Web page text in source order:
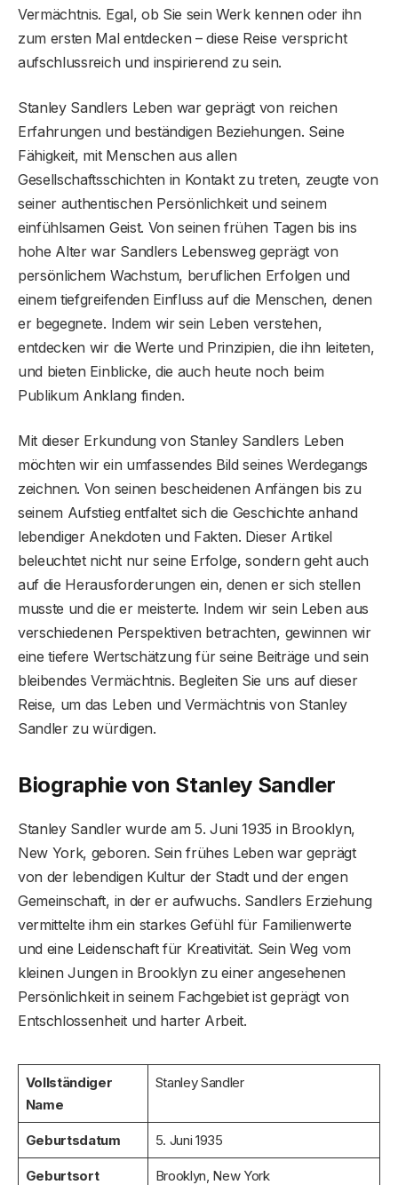
Vermächtnis. Egal, ob Sie sein Werk kennen oder ihn
zum ersten Mal entdecken – diese Reise verspricht
aufschlussreich und inspirierend zu sein.
Stanley Sandlers Leben war geprägt von reichen
Erfahrungen und beständigen Beziehungen. Seine
Fähigkeit, mit Menschen aus allen
Gesellschaftsschichten in Kontakt zu treten, zeugte von
seiner authentischen Persönlichkeit und seinem
einfühlsamen Geist. Von seinen frühen Tagen bis ins
hohe Alter war Sandlers Lebensweg geprägt von
persönlichem Wachstum, beruflichen Erfolgen und
einem tiefgreifenden Einfluss auf die Menschen, denen
er begegnete. Indem wir sein Leben verstehen,
entdecken wir die Werte und Prinzipien, die ihn leiteten,
und bieten Einblicke, die auch heute noch beim
Publikum Anklang finden.
Mit dieser Erkundung von Stanley Sandlers Leben
möchten wir ein umfassendes Bild seines Werdegangs
zeichnen. Von seinen bescheidenen Anfängen bis zu
seinem Aufstieg entfaltet sich die Geschichte anhand
lebendiger Anekdoten und Fakten. Dieser Artikel
beleuchtet nicht nur seine Erfolge, sondern geht auch
auf die Herausforderungen ein, denen er sich stellen
musste und die er meisterte. Indem wir sein Leben aus
verschiedenen Perspektiven betrachten, gewinnen wir
eine tiefere Wertschätzung für seine Beiträge und sein
bleibendes Vermächtnis. Begleiten Sie uns auf dieser
Reise, um das Leben und Vermächtnis von Stanley
Sandler zu würdigen.
Biographie von Stanley Sandler
Stanley Sandler wurde am 5. Juni 1935 in Brooklyn,
New York, geboren. Sein frühes Leben war geprägt
von der lebendigen Kultur der Stadt und der engen
Gemeinschaft, in der er aufwuchs. Sandlers Erziehung
vermittelte ihm ein starkes Gefühl für Familienwerte
und eine Leidenschaft für Kreativität. Sein Weg vom
kleinen Jungen in Brooklyn zu einer angesehenen
Persönlichkeit in seinem Fachgebiet ist geprägt von
Entschlossenheit und harter Arbeit.
Vollständiger
Name
Stanley Sandler
Geburtsdatum 5. Juni 1935
Geburtsort Brooklyn, New York